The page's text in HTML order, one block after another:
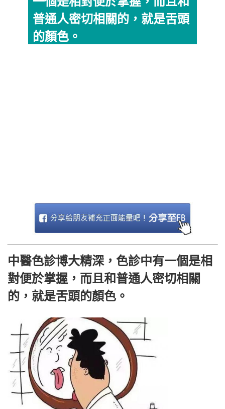
普通人密切相關的，就是舌頭
的顏色。
中醫色診博大精深，色診中有一個是相
對便於掌握，而且和普通人密切相關
的，就是舌頭的顏色。